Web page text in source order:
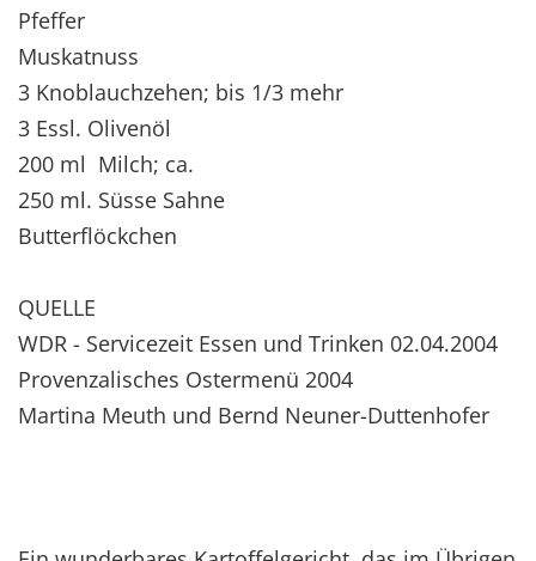
Pfeffer
Muskatnuss
3 Knoblauchzehen; bis 1/3 mehr
3 Essl. Olivenöl
200 ml Milch; ca.
250 ml. Süsse Sahne
Butterflöckchen
QUELLE
WDR - Servicezeit Essen und Trinken 02.04.2004
Provenzalisches Ostermenü 2004
Martina Meuth und Bernd Neuner-Duttenhofer